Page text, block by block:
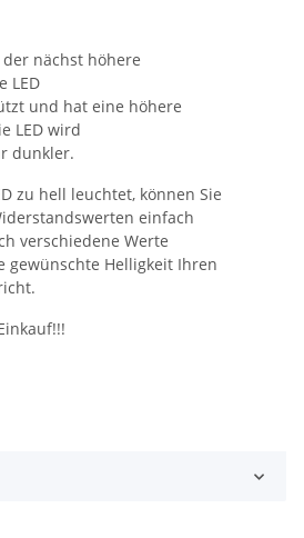
nächst höhere
LED
und hat eine höhere
LED wird
dunkler.
zu hell leuchtet, können Sie
einfach
verschiedene Werte
gewünschte Helligkeit Ihren